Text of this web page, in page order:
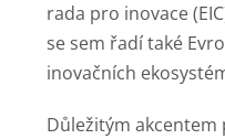
rada pro inovace
se sem řadí také
inovačních
Důležitým